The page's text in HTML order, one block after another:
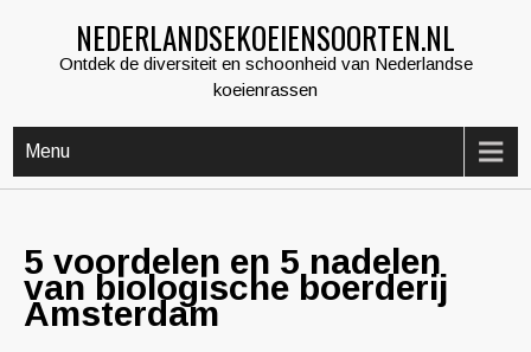
NEDERLANDSEKOEIENSOORTEN.NL
Ontdek de diversiteit en schoonheid van Nederlandse
koeienrassen
Menu
5 voordelen en 5 nadelen
van biologische boerderij
Amsterdam